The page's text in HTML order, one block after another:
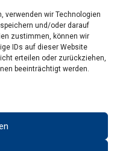
verwenden wir Technologien
und/oder darauf
zustimmen, können wir
IDs auf dieser Website
erteilen oder zurückziehen,
beeinträchtigt werden.